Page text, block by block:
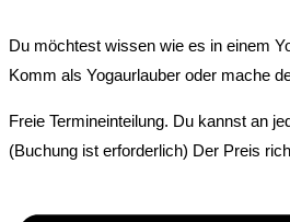
Du möchtest wissen wie es in einem
Komm als Yogaurlauber oder mache
Freie Termineinteilung. Du kannst an
(Buchung ist erforderlich) Der Preis